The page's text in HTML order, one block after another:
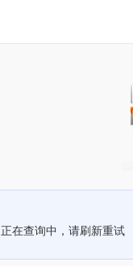
正在查询中，请刷新重试